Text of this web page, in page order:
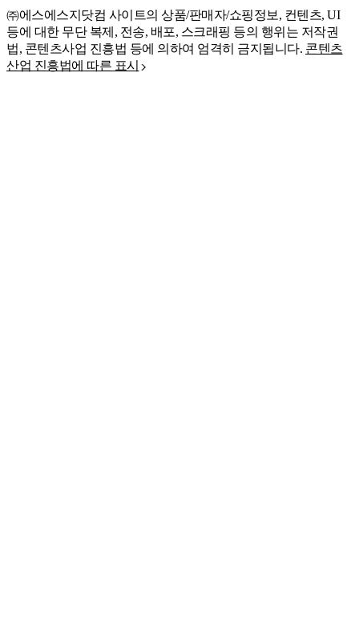
㈜에스에스지닷컴 사이트의 상품/판매자/쇼핑정보, 컨텐츠, UI
등에 대한 무단 복제, 전송, 배포, 스크래핑 등의 행위는 저작권
법, 콘텐츠사업 진흥법 등에 의하여 엄격히 금지됩니다. 콘텐츠
산업 진흥법에 따른 표시